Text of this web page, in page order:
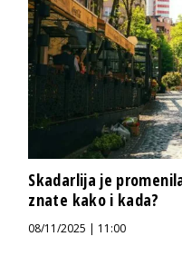
Skadarlija je
znate kako i kada?
08/11/2025 | 11:00